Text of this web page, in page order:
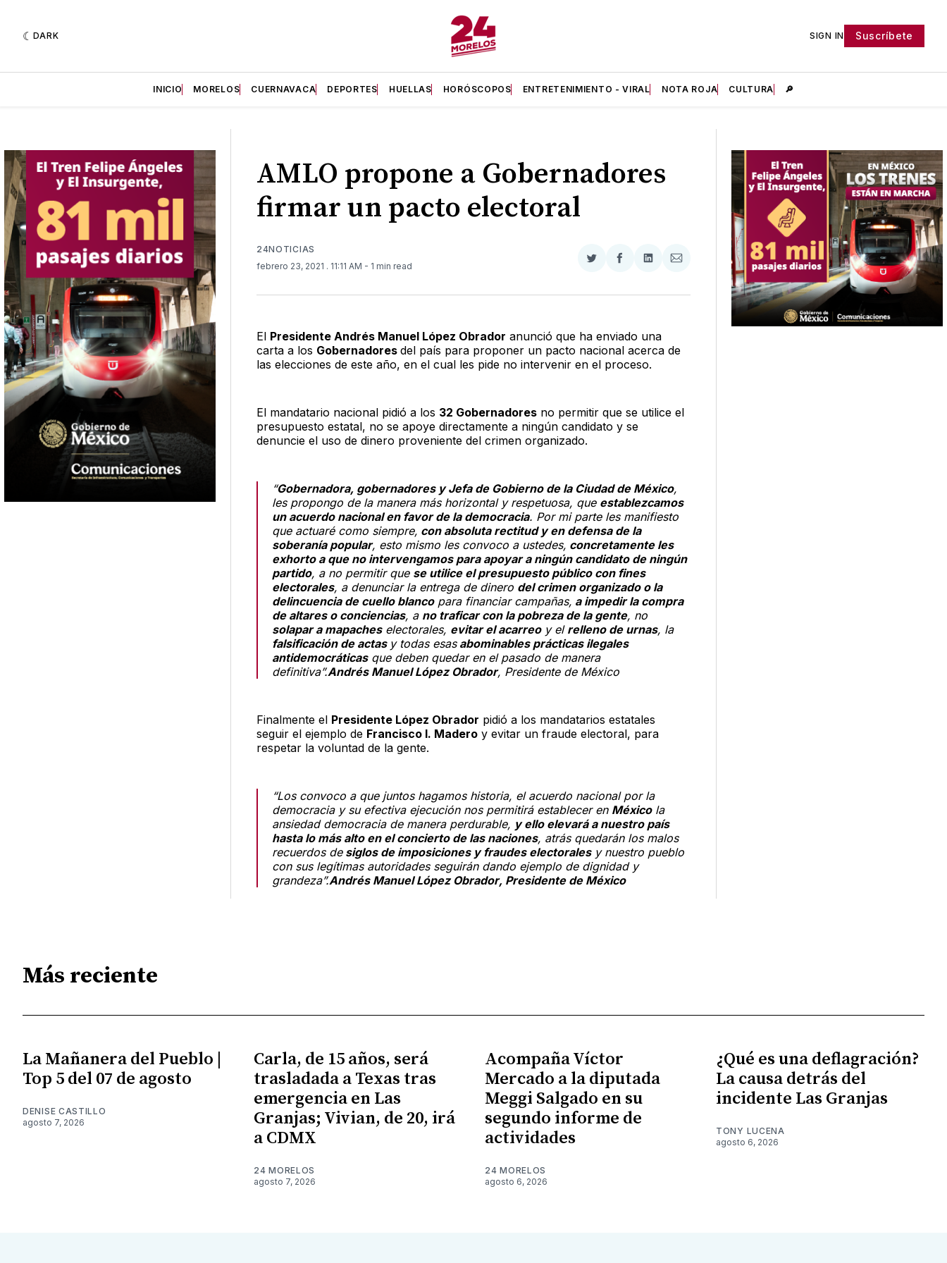
DARK SIGN IN Suscríbete
INICIO MORELOS CUERNAVACA DEPORTES HUELLAS HORÓSCOPOS ENTRETENIMIENTO - VIRAL NOTA ROJA CULTURA 🔎
AMLO propone a Gobernadores
firmar un pacto electoral
24NOTICIAS
febrero 23, 2021 . 11:11 AM - 1 min read
Compartir
Twitter
Compartir
Facebook
Compartir
LinkedIn
Compartir
Email
El Presidente Andrés Manuel López Obrador anunció que ha enviado una
carta a los Gobernadores del país para proponer un pacto nacional acerca de
las elecciones de este año, en el cual les pide no intervenir en el proceso.
El mandatario nacional pidió a los 32 Gobernadoresno permitir que se utilice el
presupuesto estatal, no se apoye directamente a ningún candidato y se
denuncie el uso de dinero proveniente del crimen organizado.
“Gobernadora, gobernadores y Jefa de Gobierno de la Ciudad de México,
les propongo de la manera más horizontal y respetuosa, que establezcamos
un acuerdo nacional en favor de la democracia. Por mi parte les manifiesto
que actuaré como siempre, con absoluta rectitud y en defensa de la
soberanía popular, esto mismo les convoco a ustedes, concretamente les
exhorto a que no intervengamos para apoyar a ningún candidato de ningún
partido, a no permitir que se utilice el presupuesto público con fines
electorales, a denunciar la entrega de dinero del crimen organizado o la
delincuencia de cuello blancopara financiar campañas, a impedir la compra
de altares o conciencias, a no traficar con la pobreza de la gente, no
solapar a mapacheselectorales, evitar el acarreoy el relleno de urnas, la
falsificación de actas y todas esasabominables prácticas ilegales
antidemocráticasque deben quedar en el pasado de manera
definitiva”.Andrés Manuel López Obrador, Presidente de México
Finalmente el Presidente López Obrador pidió a los mandatarios estatales
seguir el ejemplo de Francisco I. Maderoy evitar un fraude electoral, para
respetar la voluntad de la gente.
“Los convoco a que juntos hagamos historia, el acuerdo nacional por la
democracia y su efectiva ejecución nos permitirá establecer en Méxicola
ansiedad democracia de manera perdurable, y ello elevará a nuestro país
hasta lo más alto en el concierto de las naciones, atrás quedarán los malos
recuerdos desiglos de imposiciones y fraudes electoralesy nuestro pueblo
con sus legítimas autoridades seguirán dando ejemplo de dignidad y
grandeza”.Andrés Manuel López Obrador, Presidente de México
Más reciente
La Mañanera del Pueblo |
Top 5 del 07 de agosto
DENISE CASTILLO
agosto 7, 2026
Carla, de 15 años, será
trasladada a Texas tras
emergencia en Las
Granjas; Vivian, de 20, irá
a CDMX
24 MORELOS
agosto 7, 2026
Acompaña Víctor
Mercado a la diputada
Meggi Salgado en su
segundo informe de
actividades
24 MORELOS
agosto 6, 2026
¿Qué es una deflagración?
La causa detrás del
incidente Las Granjas
TONY LUCENA
agosto 6, 2026